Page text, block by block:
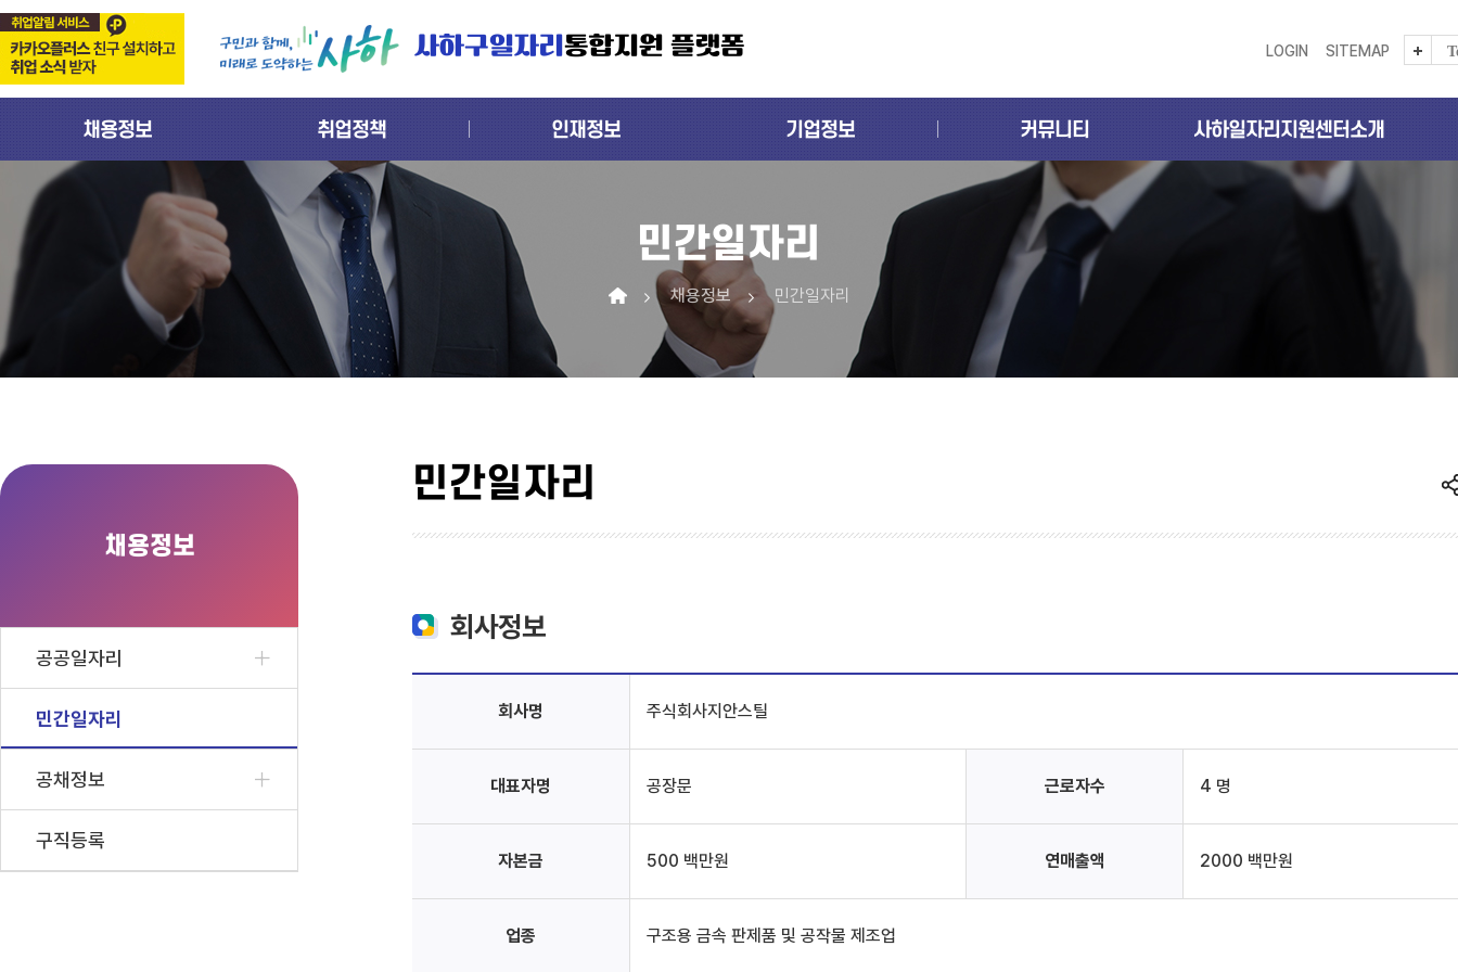
사하구일자리통합지원 플랫폼 LOGIN SITEMAP
채용정보 취업정책 인재정보 기업정보 커뮤니티 사하일자리지원센터소개
민간일자리
채용정보 민간일자리
채용정보
공공일자리
민간일자리
공채정보
구직등록
민간일자리
회사정보
회사명 주식회사지안스틸
대표자명 공장문 근로자수 4 명
자본금 500 백만원 연매출액 2000 백만원
업종 구조용 금속 판제품 및 공작물 제조업